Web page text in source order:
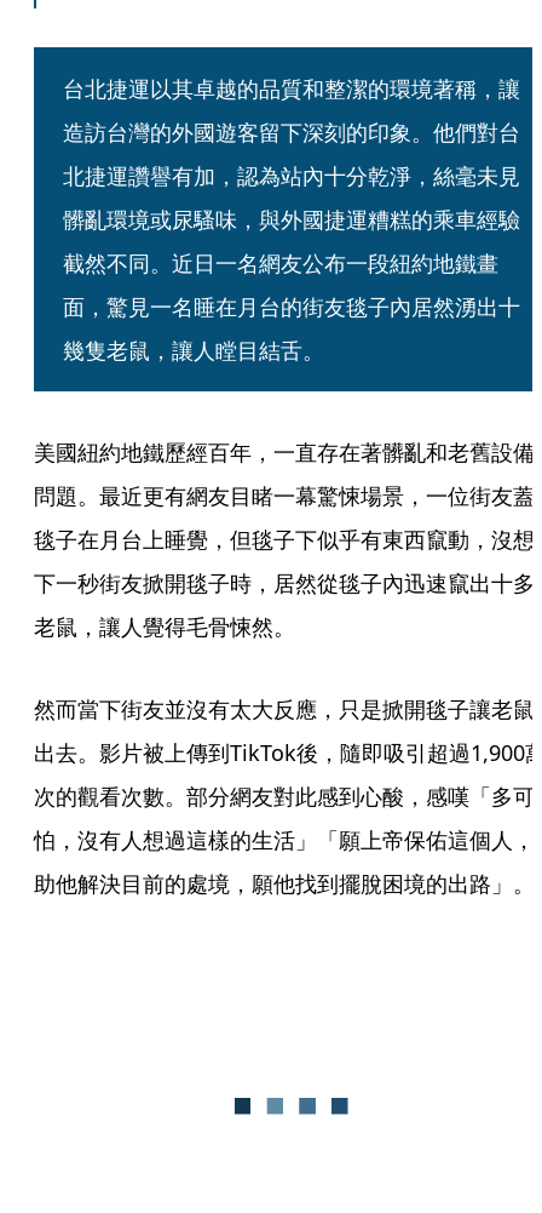
台北捷運以其卓越的品質和整潔的環境著稱，讓
造訪台灣的外國遊客留下深刻的印象。他們對台
北捷運讚譽有加，認為站內十分乾淨，絲毫未見
髒亂環境或尿騷味，與外國捷運糟糕的乘車經驗
截然不同。近日一名網友公布一段紐約地鐵畫
面，驚見一名睡在月台的街友毯子內居然湧出十
幾隻老鼠，讓人瞠目結舌。
美國紐約地鐵歷經百年，一直存在著髒亂和老舊設備
問題。最近更有網友目睹一幕驚悚場景，一位街友蓋
毯子在月台上睡覺，但毯子下似乎有東西竄動，沒想
下一秒街友掀開毯子時，居然從毯子內迅速竄出十多
老鼠，讓人覺得毛骨悚然。
然而當下街友並沒有太大反應，只是掀開毯子讓老鼠
出去。影片被上傳到TikTok後，隨即吸引超過1,900
次的觀看次數。部分網友對此感到心酸，感嘆「多可
怕，沒有人想過這樣的生活」「願上帝保佑這個人，
助他解決目前的處境，願他找到擺脫困境的出路」。